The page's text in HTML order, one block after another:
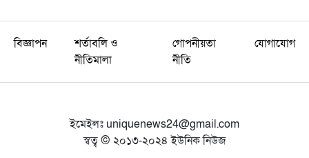
বিজ্ঞাপন
শর্তাবলি ও
নীতিমালা
গোপনীয়তা
নীতি
যোগাযোগ
ইমেইলঃ uniquenews24@gmail.com
স্বত্ব © ২০১৩-২০২৪ ইউনিক নিউজ